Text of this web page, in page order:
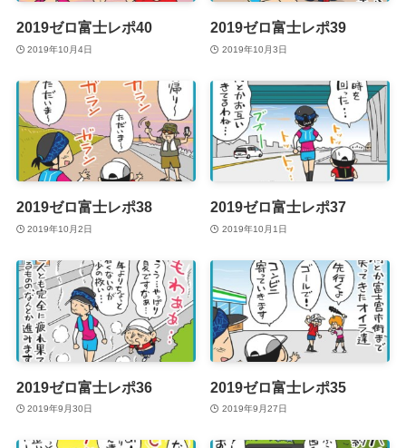
2019ゼロ富士レポ40
2019年10月4日
2019ゼロ富士レポ39
2019年10月3日
2019ゼロ富士レポ38
2019年10月2日
2019ゼロ富士レポ37
2019年10月1日
2019ゼロ富士レポ36
2019年9月30日
2019ゼロ富士レポ35
2019年9月27日